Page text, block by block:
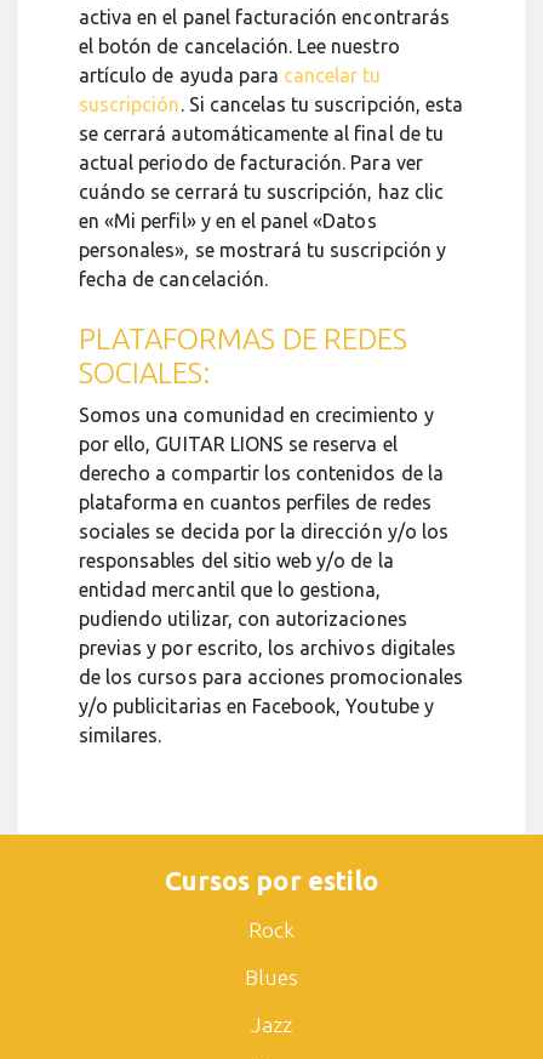
activa en el panel facturación encontrarás
el botón de cancelación. Lee nuestro
artículo de ayuda para cancelar tu
suscripción. Si cancelas tu suscripción, esta
se cerrará automáticamente al final de tu
actual periodo de facturación. Para ver
cuándo se cerrará tu suscripción, haz clic
en «Mi perfil» y en el panel «Datos
personales», se mostrará tu suscripción y
fecha de cancelación.
PLATAFORMAS DE REDES
SOCIALES:
Somos una comunidad en crecimiento y
por ello, GUITAR LIONS se reserva el
derecho a compartir los contenidos de la
plataforma en cuantos perfiles de redes
sociales se decida por la dirección y/o los
responsables del sitio web y/o de la
entidad mercantil que lo gestiona,
pudiendo utilizar, con autorizaciones
previas y por escrito, los archivos digitales
de los cursos para acciones promocionales
y/o publicitarias en Facebook, Youtube y
similares.
Cursos por estilo
Rock
Blues
Jazz